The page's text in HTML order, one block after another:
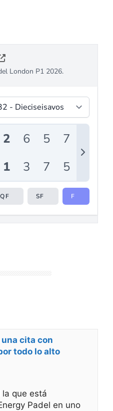
cita con
todo lo alto
que está
Padel en uno